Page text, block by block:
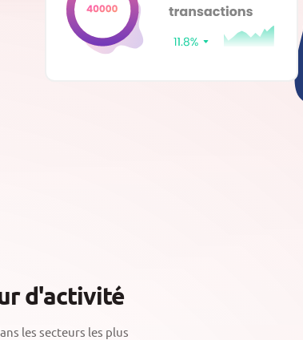
d'activité
les secteurs les plus